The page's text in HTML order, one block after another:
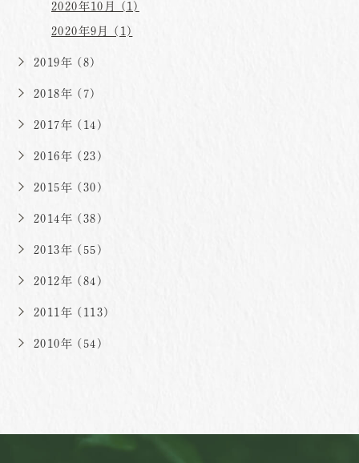
2020年10月 (1)
2020年9月 (1)
2019年 (8)
2018年 (7)
2017年 (14)
2016年 (23)
2015年 (30)
2014年 (38)
2013年 (55)
2012年 (84)
2011年 (113)
2010年 (54)